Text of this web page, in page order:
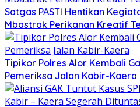
Satgas PASTI Hentikan
Mbastrak Perikanan Kreatif
Tipikor Polres Alor Kembali
Pemeriksa Jalan Kabir-Kaera